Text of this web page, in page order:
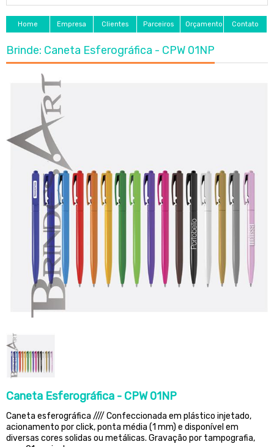
Home Empresa Clientes Parceiros Orçamento Contato
Brinde: Caneta Esferográfica - CPW 01NP
Caneta Esferográfica - CPW 01NP
Caneta esferográfica //// Confeccionada em plástico injetado,
acionamento por click, ponta média (1 mm) e disponível em
diversas cores solidas ou metálicas. Gravação por tampografia,